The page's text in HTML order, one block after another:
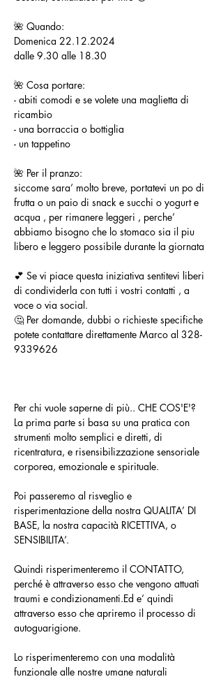
🌺 Quando:
Domenica 22.12.2024
dalle 9.30 alle 18.30
🌺 Cosa portare:
- abiti comodi e se volete una maglietta di
ricambio
- una borraccia o bottiglia
- un tappetino
🌺 Per il pranzo:
siccome sara’ molto breve, portatevi un po di
frutta o un paio di snack e succhi o yogurt e
acqua , per rimanere leggeri , perche’
abbiamo bisogno che lo stomaco sia il piu
libero e leggero possibile durante la giornata
💕 Se vi piace questa iniziativa sentitevi liberi
di condividerla con tutti i vostri contatti , a
voce o via social.
🤔 Per domande, dubbi o richieste specifiche
potete contattare direttamente Marco al 328-
9339626
Per chi vuole saperne di più.. CHE COS'E'?
La prima parte si basa su una pratica con
strumenti molto semplici e diretti, di
ricentratura, e risensibilizzazione sensoriale
corporea, emozionale e spirituale.
Poi passeremo al risveglio e
risperimentazione della nostra QUALITA’ DI
BASE, la nostra capacità RICETTIVA, o
SENSIBILITA’.
Quindi risperimenteremo il CONTATTO,
perché è attraverso esso che vengono attuati
traumi e condizionamenti.Ed e’ quindi
attraverso esso che apriremo il processo di
autoguarigione.
Lo risperimenteremo con una modalità
funzionale alle nostre umane naturali